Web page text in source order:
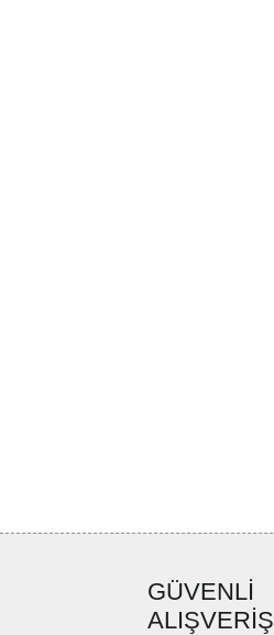
GÜVENLİ
ALIŞVERİŞ